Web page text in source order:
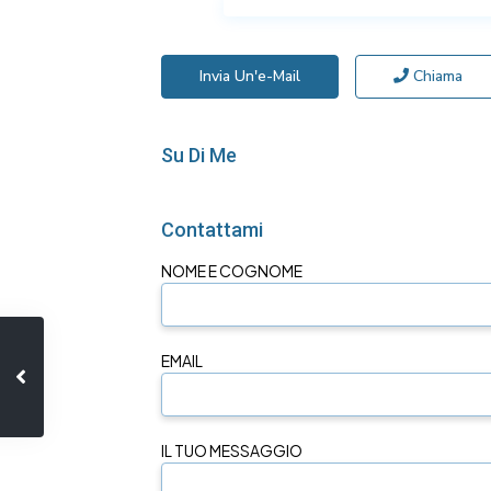
Invia Un'e-Mail Chiama
Su Di Me
Contattami
NOME E COGNOME
EMAIL
IL TUO MESSAGGIO